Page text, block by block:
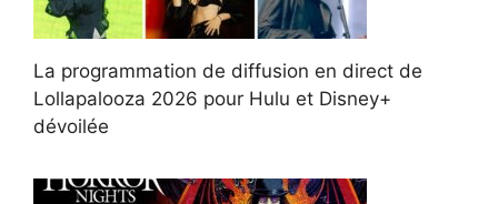
La programmation de diffusion en direct de
Lollapalooza 2026 pour Hulu et Disney+
dévoilée